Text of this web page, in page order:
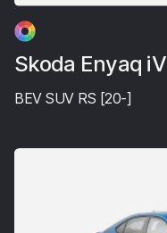
Skoda Enyaq iV
BEV SUV RS [20-]